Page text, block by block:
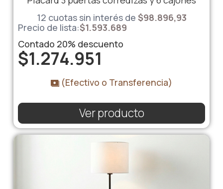
12 cuotas sin interés de $98.896,93
Precio de lista:$1.593.689
Contado 20% descuento
$1.274.951
(Efectivo o Transferencia)
Ver producto